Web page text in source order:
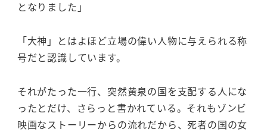
となりました」
「大神」とはよほど立場の偉い人物に与えられる称
号だと認識しています。
それがたった一行、突然黄泉の国を支配する人にな
ったとだけ、さらっと書かれている。それもゾンビ
映画なストーリーからの流れだから、死者の国の女